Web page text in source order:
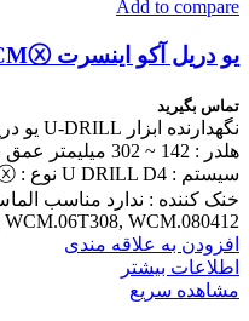
Add to compare
یو دریل آکو اینسرت ATUM D4 – WCMⓧ
تماس بگیرید
WCM.080412
افزودن به علاقه مندی
اطلاعات بیشتر
مشاهده سریع